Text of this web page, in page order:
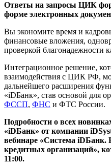
Ответы на запросы ЦИК
форме электронных
Вы экономите время и
финансовые вложения,
проверкой благонадежности
Интеграционное решение,
взаимодействия с ЦИК РФ,
дальнейшего расширения
«iDБанк», став основой для
ФССП, ФНС и ФТС России.
Подробности о всех
«iDБанк» от компании
вебинаре «Система iDБанк.
кредитных организаций»,
11:00.